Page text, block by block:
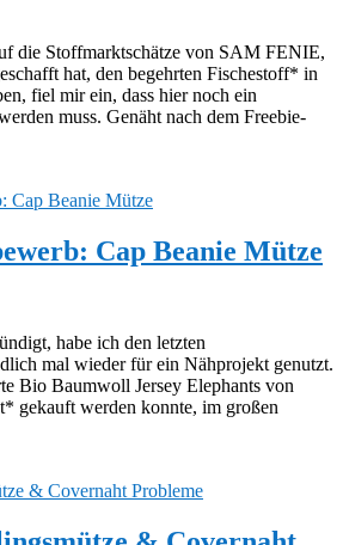
die Stoffmarktschätze von SAM FENIE,
hat, den begehrten Fischestoff* in
fiel mir ein, dass hier noch ein
muss. Genäht nach dem Freebie-
Cap Beanie Mütze
habe ich den letzten
mal wieder für ein Nähprojekt genutzt.
Bio Baumwoll Jersey Elephants von
gekauft werden konnte, im großen